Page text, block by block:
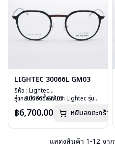
LIGHTEC 30066L GM03
ยี่ห้อ : Lightec
รุ่น : 30066L GM03
เลนส์ : Demo Lens
อุปกรณ์ : กล่องแว่น, ผ้าเช็ดแว่น
น้ำหนัก : 15 กรัม
การรับประกัน : 1 ปี
หากสนใจสั่งชื้อแว่นตา Lightec รุ่นอื่น
ติดต่อเราคลิก
฿6,700.00 หยิบลงตะกร้า
แสดงสินค้า 1-12 จา